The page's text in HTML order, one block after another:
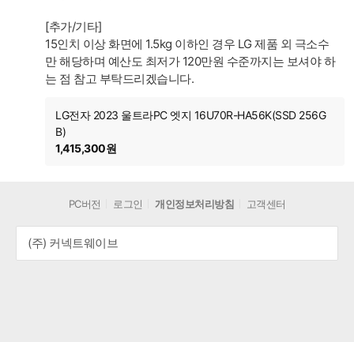
[추가/기타]
15인치 이상 화면에 1.5kg 이하인 경우 LG 제품 외 극소수
만 해당하며 예산도 최저가 120만원 수준까지는 보셔야 하
는 점 참고 부탁드리겠습니다.
LG전자 2023 울트라PC 엣지 16U70R-HA56K(SSD 256G
B)
1,415,300원
PC버전 로그인 개인정보처리방침 고객센터
(주) 커넥트웨이브